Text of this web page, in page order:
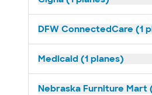
DFW ConnectedCare (1
Medicaid (1 planes)
Nebraska Furniture Mart